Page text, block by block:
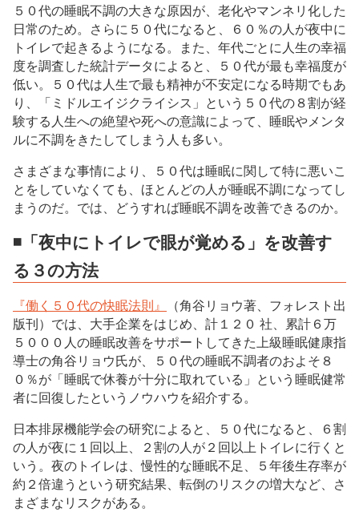
５０代の睡眠不調の大きな原因が、老化やマンネリ化した
日常のため。さらに５０代になると、６０％の人が夜中に
トイレで起きるようになる。また、年代ごとに人生の幸福
度を調査した統計データによると、５０代が最も幸福度が
低い。５０代は人生で最も精神が不安定になる時期でもあ
り、「ミドルエイジクライシス」という５０代の８割が経
験する人生への絶望や死への意識によって、睡眠やメンタ
ルに不調をきたしてしまう人も多い。
さまざまな事情により、５０代は睡眠に関して特に悪いこ
とをしていなくても、ほとんどの人が睡眠不調になってし
まうのだ。では、どうすれば睡眠不調を改善できるのか。
◾️「夜中にトイレで眼が覚める」を改善す
る３の方法
『働く５０代の快眠法則』
（角谷リョウ著、フォレスト出
版刊）では、大手企業をはじめ、計１２０ 社、累計６万
５０００人の睡眠改善をサポートしてきた上級睡眠健康指
導士の角谷リョウ氏が、５０代の睡眠不調者のおよそ８
０％が「睡眠で休養が十分に取れている」という睡眠健常
者に回復したというノウハウを紹介する。
日本排尿機能学会の研究によると、５０代になると、６割
の人が夜に１回以上、２割の人が２回以上トイレに行くと
いう。夜のトイレは、慢性的な睡眠不足、５年後生存率が
約２倍違うという研究結果、転倒のリスクの増大など、さ
まざまなリスクがある。